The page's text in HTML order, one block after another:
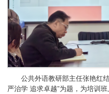
公共外语教研部主任张艳红
严治学 追求卓越”为题，为培训班